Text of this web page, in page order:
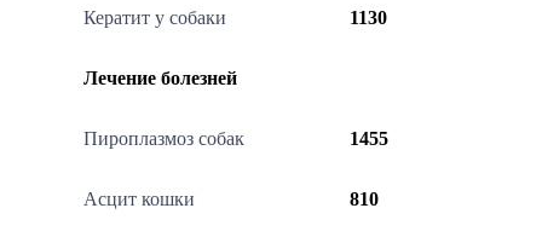
Кератит у собаки 1130
Лечение болезней
Пироплазмоз собак 1455
Асцит кошки 810